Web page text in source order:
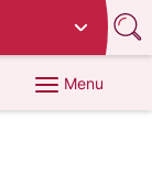
Menu